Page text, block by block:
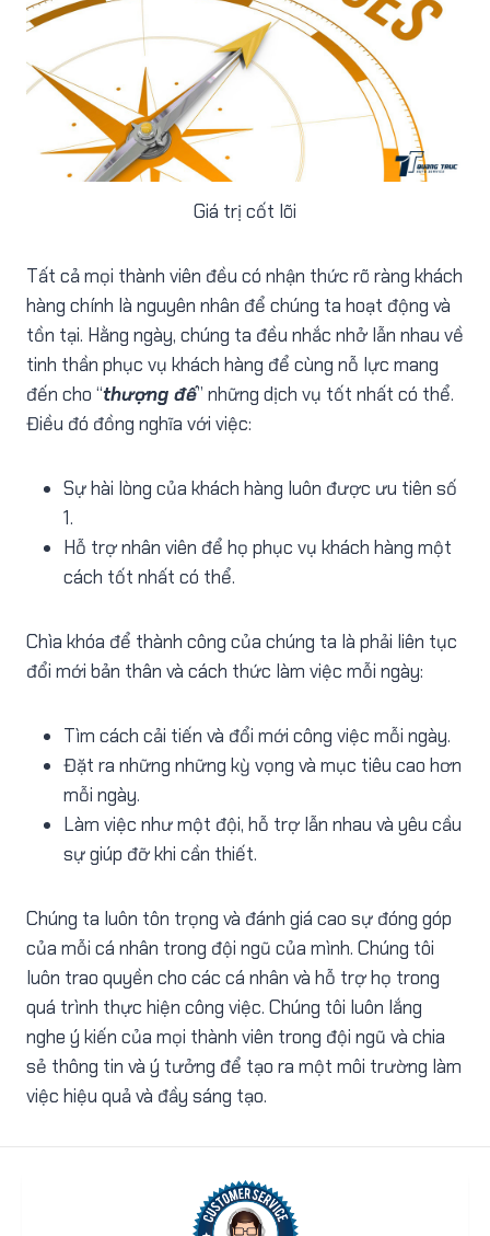
Giá trị cốt lõi
Tất cả mọi thành viên đều có nhận thức rõ ràng khách
hàng chính là nguyên nhân để chúng ta hoạt động và
tồn tại. Hằng ngày, chúng ta đều nhắc nhở lẫn nhau về
tinh thần phục vụ khách hàng để cùng nỗ lực mang
đến cho “thượng đế” những dịch vụ tốt nhất có thể.
Điều đó đồng nghĩa với việc:
Sự hài lòng của khách hàng luôn được ưu tiên số
1.
Hỗ trợ nhân viên để họ phục vụ khách hàng một
cách tốt nhất có thể.
Chìa khóa để thành công của chúng ta là phải liên tục
đổi mới bản thân và cách thức làm việc mỗi ngày:
Tìm cách cải tiến và đổi mới công việc mỗi ngày.
Đặt ra những những kỳ vọng và mục tiêu cao hơn
mỗi ngày.
Làm việc như một đội, hỗ trợ lẫn nhau và yêu cầu
sự giúp đỡ khi cần thiết.
Chúng ta luôn tôn trọng và đánh giá cao sự đóng góp
của mỗi cá nhân trong đội ngũ của mình. Chúng tôi
luôn trao quyền cho các cá nhân và hỗ trợ họ trong
quá trình thực hiện công việc. Chúng tôi luôn lắng
nghe ý kiến của mọi thành viên trong đội ngũ và chia
sẻ thông tin và ý tưởng để tạo ra một môi trường làm
việc hiệu quả và đầy sáng tạo.